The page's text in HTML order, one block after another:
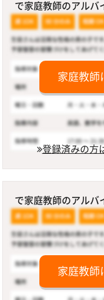
で家庭教師のアルバ
家庭教師
登録済みの方
で家庭教師のアルバ
家庭教師